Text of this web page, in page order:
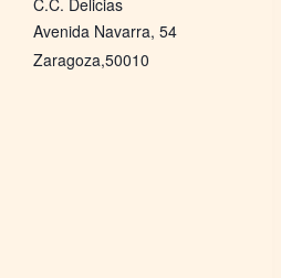
C.C. Delicias
Avenida Navarra, 54
Zaragoza,50010